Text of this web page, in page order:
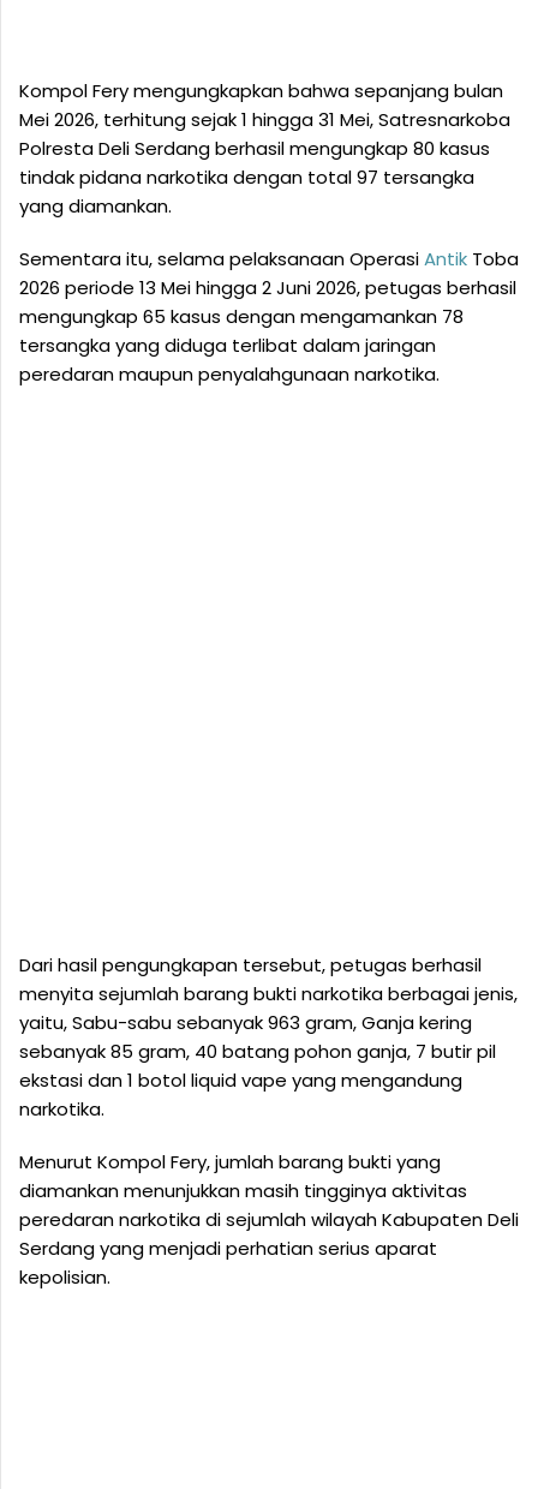
Kompol Fery mengungkapkan bahwa sepanjang bulan
Mei 2026, terhitung sejak 1 hingga 31 Mei, Satresnarkoba
Polresta Deli Serdang berhasil mengungkap 80 kasus
tindak pidana narkotika dengan total 97 tersangka
yang diamankan.
Sementara itu, selama pelaksanaan OperasiAntik Toba
2026 periode 13 Mei hingga 2 Juni 2026, petugas berhasil
mengungkap 65 kasus dengan mengamankan 78
tersangka yang diduga terlibat dalam jaringan
peredaran maupun penyalahgunaan narkotika.
Dari hasil pengungkapan tersebut, petugas berhasil
menyita sejumlah barang bukti narkotika berbagai jenis,
yaitu, Sabu-sabu sebanyak 963 gram, Ganja kering
sebanyak 85 gram, 40 batang pohon ganja, 7 butir pil
ekstasi dan 1 botol liquid vape yang mengandung
narkotika.
Menurut Kompol Fery, jumlah barang bukti yang
diamankan menunjukkan masih tingginya aktivitas
peredaran narkotika di sejumlah wilayah Kabupaten Deli
Serdang yang menjadi perhatian serius aparat
kepolisian.